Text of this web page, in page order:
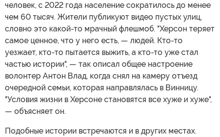
человек, с 2022 года население сократилось до менее
чем 60 тысяч. Жители публикуют видео пустых улиц,
словно это какой-то мрачный флешмоб. "Херсон теряет
самое ценное, что у него есть, — людей. Кто-то
уезжает, кто-то пытается выжить, а кто-то уже стал
частью истории", — так описал общее настроение
волонтер Антон Влад, когда снял на камеру отъезд
очередной семьи, которая направлялась в Винницу.
"Условия жизни в Херсоне становятся все хуже и хуже",
— объясняет он.
Подобные истории встречаются и в других местах.